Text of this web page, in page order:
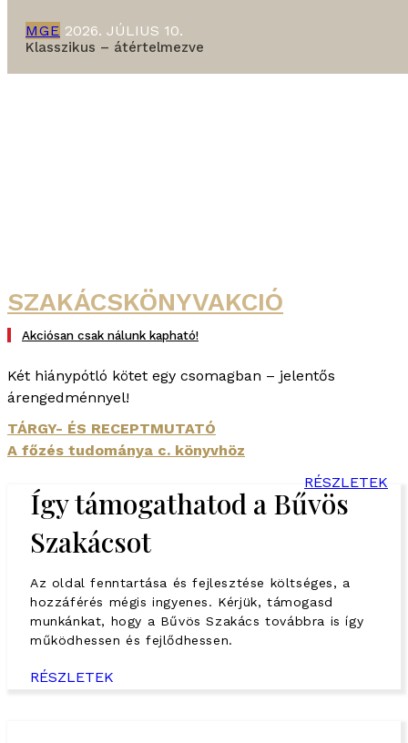
MGE 2026. JÚLIUS 10.
Klasszikus – átértelmezve
SZAKÁCSKÖNYVAKCIÓ
Akciósan csak nálunk kapható!
Két hiánypótló kötet egy csomagban – jelentős
árengedménnyel!
TÁRGY- ÉS RECEPTMUTATÓ
A főzés tudománya c. könyvhöz
RÉSZLETEK
Így támogathatod a Bűvös
Szakácsot
Az oldal fenntartása és fejlesztése költséges, a
hozzáférés mégis ingyenes. Kérjük, támogasd
munkánkat, hogy a Bűvös Szakács továbbra is így
működhessen és fejlődhessen.
RÉSZLETEK